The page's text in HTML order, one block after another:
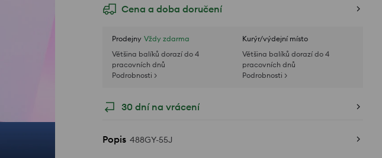
Cena a doba doručení
Prodejny Vždy zdarma
Většina balíků dorazí do 4
pracovních dnů
Podrobnosti >
Kurýr/výdejní místo
Většina balíků dorazí do 4
pracovních dnů
Podrobnosti >
30 dní na vrácení
Popis 488GY-55J